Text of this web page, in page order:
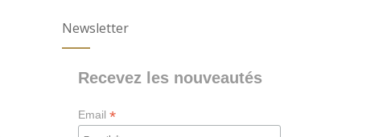
Newsletter
Recevez les nouveautés
Email *